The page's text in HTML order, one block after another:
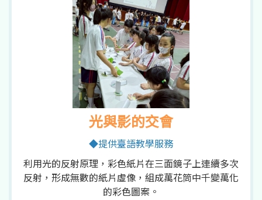
光與影的交會
◆提供臺語教學服務
利用光的反射原理，彩色紙片在三面鏡子上連續多次
反射，形成無數的紙片虛像，組成萬花筒中千變萬化
的彩色圖案。